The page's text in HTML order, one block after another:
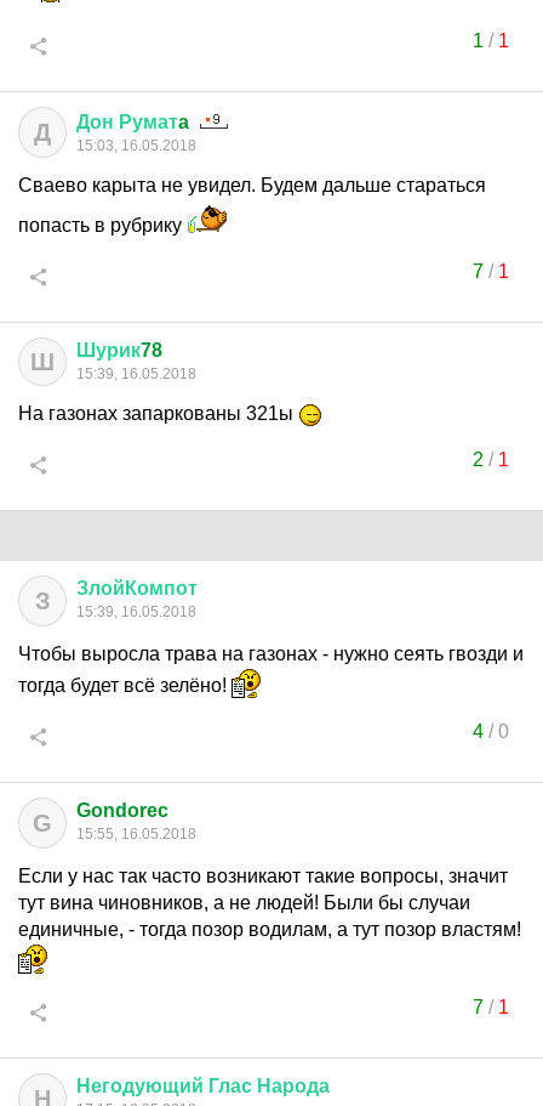
1 / 1
Д Дон Руматa
15:03, 16.05.2018
Сваево карыта не увидел. Будем дальше стараться
попасть в рубрику
7/ 1
Ш Шурик78
15:39, 16.05.2018
На газонах запаркованы 321ы
2 / 1
З ЗлойКомпот
15:39, 16.05.2018
Чтобы выросла трава на газонах - нужно сеять гвозди и
тогда будет всё зелёно!
4/0
G Gondorec
15:55, 16.05.2018
Если у нас так часто возникают такие вопросы, значит
тут вина чиновников, а не людей! Были бы случаи
единичные, - тогда позор водилам, а тут позор властям!
7/ 1
Н Негодующий Глас Народа